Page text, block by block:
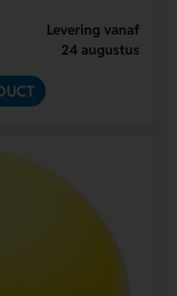
Levering vanaf
24 augustus